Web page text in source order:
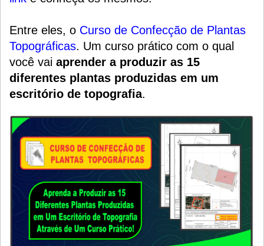
Entre eles, o Curso de Confecção de Plantas
Topográficas. Um curso prático com o qual
você vai aprender a produzir as 15
diferentes plantas produzidas em um
escritório de topografia.